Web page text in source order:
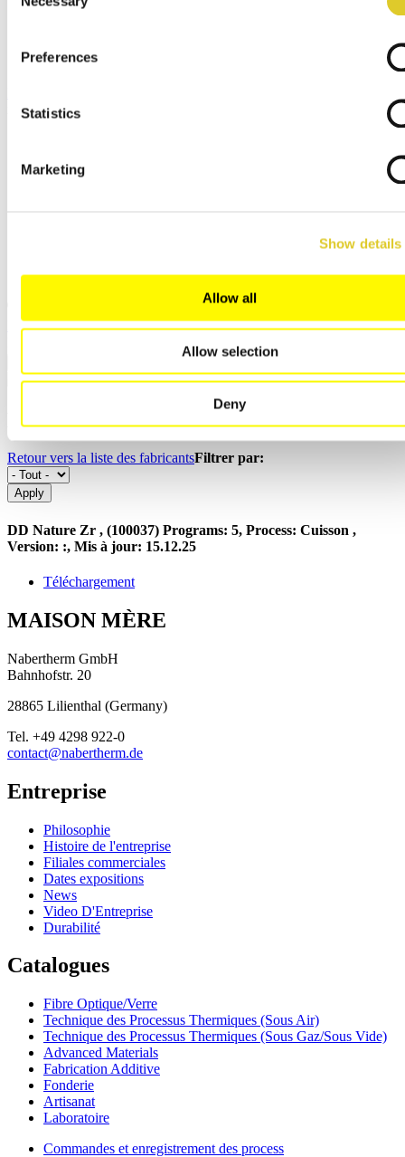
Selection
Preferences
Statistics
Marketing
Show details
Allow all
Allow selection
Deny
Filiales commerciales
Connexion Distributeur
Español
中文
Fermer
Dental Direkt
Retour vers la liste des fabricantsFiltrer par:
DD Nature Zr , (100037) Programs: 5, Process: Cuisson ,
Version: :, Mis à jour: 15.12.25
Téléchargement
MAISON MÈRE
Nabertherm GmbH
Bahnhofstr. 20
28865 Lilienthal (Germany)
Tel. +49 4298 922-0
contact@nabertherm.de
Entreprise
Philosophie
Histoire de l'entreprise
Filiales commerciales
Dates expositions
News
Video D'Entreprise
Durabilité
Catalogues
Fibre Optique/Verre
Technique des Processus Thermiques (Sous Air)
Technique des Processus Thermiques (Sous Gaz/Sous Vide)
Advanced Materials
Fabrication Additive
Fonderie
Artisanat
Laboratoire
Commandes et enregistrement des process